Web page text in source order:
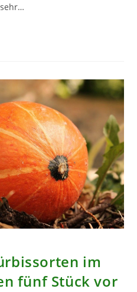
im
fünf Stück vor